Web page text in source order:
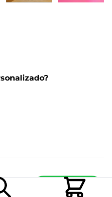
Escribinos
por Ecwid de